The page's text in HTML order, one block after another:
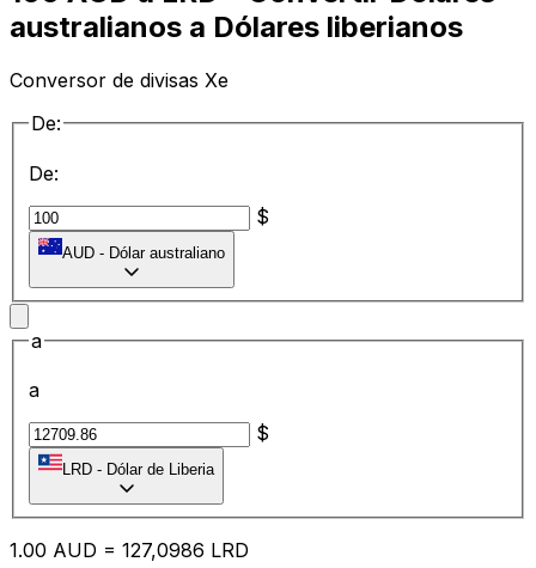
australianos a Dólares liberianos
Conversor de divisas Xe
De:
De:
$
AUD - Dólar australiano
a
a
$
LRD - Dólar de Liberia
1.00 AUD = 127,0986 LRD